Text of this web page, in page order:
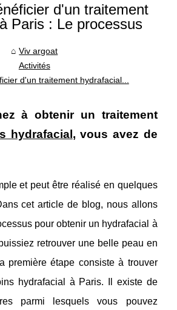
d'un traitement
Paris : Le processus
Viv argoat
Activités
d'un traitement hydrafacial...
à obtenir un traitement
hydrafacial, vous avez de
et peut être réalisé en quelques
cet article de blog, nous allons
pour obtenir un hydrafacial à
retrouver une belle peau en
première étape consiste à trouver
hydrafacial à Paris. Il existe de
parmi lesquels vous pouvez